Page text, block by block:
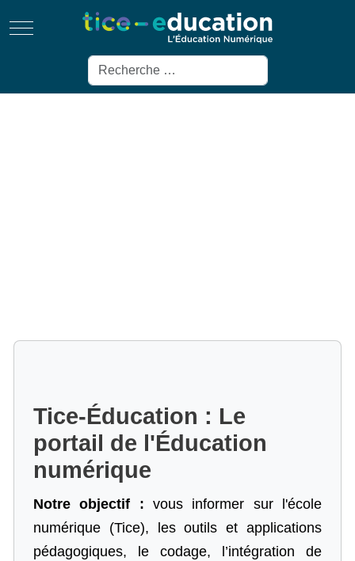
Mobile Menu Toggle
Rechercher
Tice-Éducation : Le
portail de l'Éducation
numérique
Notre objectif : vous informer sur l'école
numérique (Tice), les outils et applications
pédagogiques, le codage,
l’intégration de